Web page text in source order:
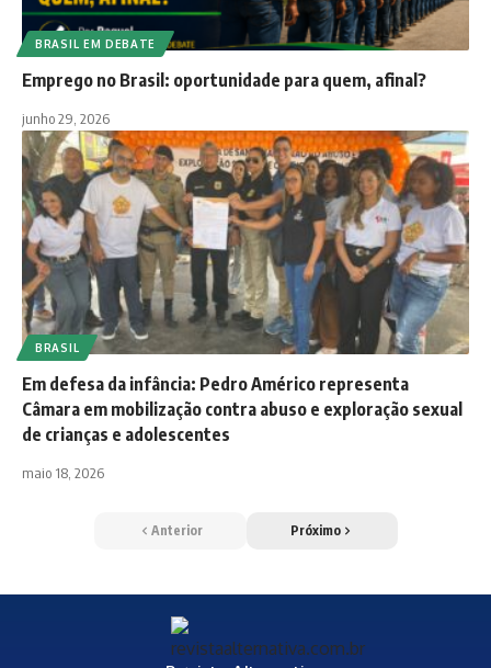
BRASIL EM DEBATE
Emprego no Brasil: oportunidade para quem, afinal?
junho 29, 2026
BRASIL
Em defesa da infância: Pedro Américo representa
Câmara em mobilização contra abuso e exploração sexual
de crianças e adolescentes
maio 18, 2026
Anterior Próximo